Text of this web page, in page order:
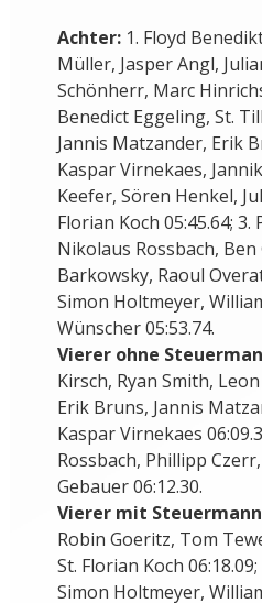
Achter:1. Floyd
Müller, Jasper Angl,
Schönherr, Marc
Benedict Eggeling, St.
Jannis Matzander, Erik
Kaspar Virnekaes,
Keefer, Sören Henkel,
Florian Koch 05:45.64; 3.
Nikolaus Rossbach, Ben
Barkowsky, Raoul
Simon Holtmeyer,
Wünscher 05:53.74.
Vierer ohne
Kirsch, Ryan Smith,
Erik Bruns, Jannis
Kaspar Virnekaes
Rossbach, Phillipp
Gebauer 06:12.30.
Vierer mit
Robin Goeritz, Tom
St. Florian Koch
Simon Holtmeyer,